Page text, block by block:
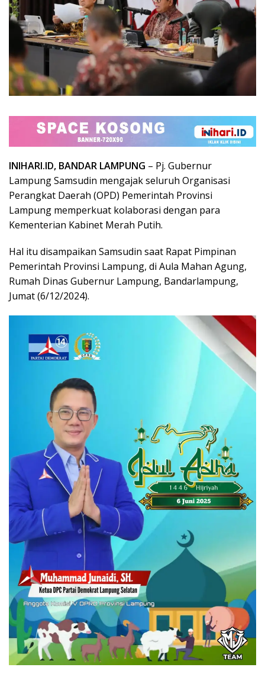
INIHARI.ID, BANDAR LAMPUNG – Pj. Gubernur
Lampung Samsudin mengajak seluruh Organisasi
Perangkat Daerah (OPD) Pemerintah Provinsi
Lampung memperkuat kolaborasi dengan para
Kementerian Kabinet Merah Putih.
Hal itu disampaikan Samsudin saat Rapat Pimpinan
Pemerintah Provinsi Lampung, di Aula Mahan Agung,
Rumah Dinas Gubernur Lampung, Bandarlampung,
Jumat (6/12/2024).